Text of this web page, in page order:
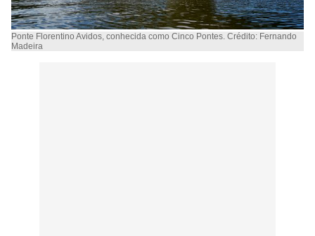
Ponte Florentino Avidos, conhecida como Cinco Pontes. Crédito: Fernando
Madeira